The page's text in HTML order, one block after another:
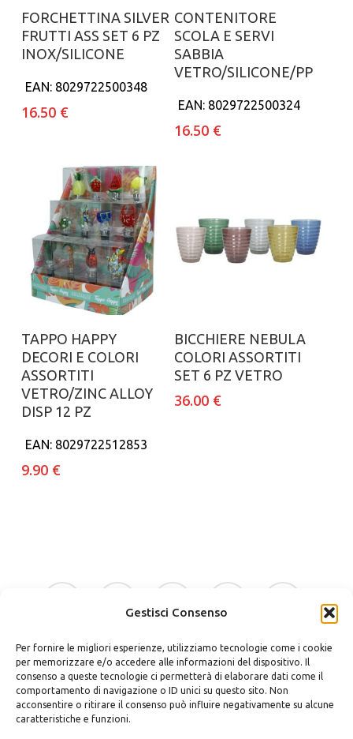
Gestisci Consenso
Per fornire le migliori esperienze, utilizziamo tecnologie come i cookie
per memorizzare e/o accedere alle informazioni del dispositivo. Il
consenso a queste tecnologie ci permetterà di elaborare dati come il
comportamento di navigazione o ID unici su questo sito. Non
acconsentire o ritirare il consenso può influire negativamente su alcune
caratteristiche e funzioni.
Aggiungi al carrello
FORCHETTINA SILVER
FRUTTI ASS SET 6 PZ
INOX/SILICONE
EAN: 8029722500348
16.50 €
Aggiungi al carrello
CONTENITORE
SCOLA E SERVI
SABBIA
VETRO/SILICONE/PP
EAN: 8029722500324
16.50 €
Aggiungi al carrello
TAPPO HAPPY
DECORI E COLORI
ASSORTITI
VETRO/ZINC ALLOY
DISP 12 PZ
EAN: 8029722512853
9.90 €
Aggiungi al carrello
BICCHIERE NEBULA
COLORI ASSORTITI
SET 6 PZ VETRO
36.00 €
facebook
google-
instagram whatsapp tiktok
phone email